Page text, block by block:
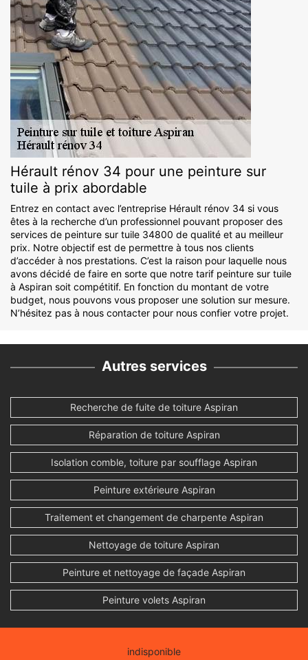
Hérault rénov 34 pour une peinture sur
tuile à prix abordable
Entrez en contact avec l’entreprise Hérault rénov 34 si vous
êtes à la recherche d’un professionnel pouvant proposer des
services de peinture sur tuile 34800 de qualité et au meilleur
prix. Notre objectif est de permettre à tous nos clients
d’accéder à nos prestations. C’est la raison pour laquelle nous
avons décidé de faire en sorte que notre tarif peinture sur tuile
à Aspiran soit compétitif. En fonction du montant de votre
budget, nous pouvons vous proposer une solution sur mesure.
N’hésitez pas à nous contacter pour nous confier votre projet.
Autres services
Recherche de fuite de toiture Aspiran
Réparation de toiture Aspiran
Isolation comble, toiture par soufflage Aspiran
Peinture extérieure Aspiran
Traitement et changement de charpente Aspiran
Nettoyage de toiture Aspiran
Peinture et nettoyage de façade Aspiran
Peinture volets Aspiran
indisponible